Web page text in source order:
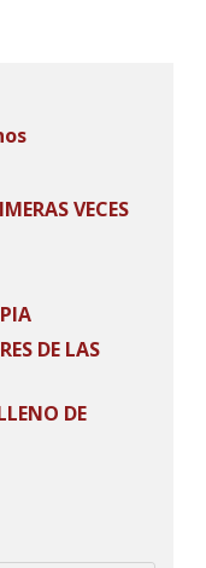
VECES
DE LAS
DE
DE LOS